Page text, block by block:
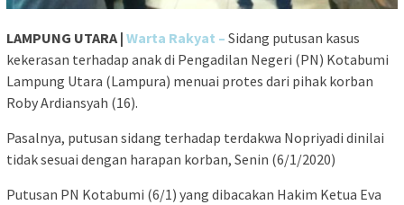
LAMPUNG UTARA | Warta Rakyat – Sidang putusan kasus
kekerasan terhadap anak di Pengadilan Negeri (PN) Kotabumi
Lampung Utara (Lampura) menuai protes dari pihak korban
Roby Ardiansyah (16).
Pasalnya, putusan sidang terhadap terdakwa Nopriyadi dinilai
tidak sesuai dengan harapan korban, Senin (6/1/2020)
Putusan PN Kotabumi (6/1) yang dibacakan Hakim Ketua Eva